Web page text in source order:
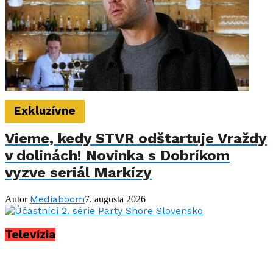
Exkluzívne
Vieme, kedy STVR odštartuje Vraždy
v dolinách! Novinka s Dobríkom
vyzve seriál Markízy
Autor Mediaboom7. augusta 2026
Televízia